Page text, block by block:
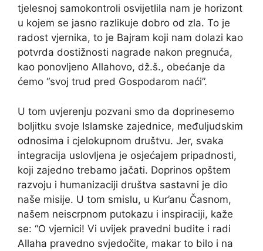
tjelesnoj samokontroli osvijetlila nam je horizont
u kojem se jasno razlikuje dobro od zla. To je
radost vjernika, to je Bajram koji nam dolazi kao
potvrda dostižnosti nagrade nakon pregnuća,
kao ponovljeno Allahovo, dž.š., obećanje da
ćemo “svoj trud pred Gospodarom naći”.
U tom uvjerenju pozvani smo da doprinesemo
boljitku svoje Islamske zajednice, međuljudskim
odnosima i cjelokupnom društvu. Jer, svaka
integracija uslovljena je osjećajem pripadnosti,
koji zajedno trebamo jačati. Doprinos opštem
razvoju i humanizaciji društva sastavni je dio
naše misije. U tom smislu, u Kur’anu Časnom,
našem neiscrpnom putokazu i inspiraciji, kaže
se: “O vjernici! Vi uvijek pravedni budite i radi
Allaha pravedno svjedočite, makar to bilo i na